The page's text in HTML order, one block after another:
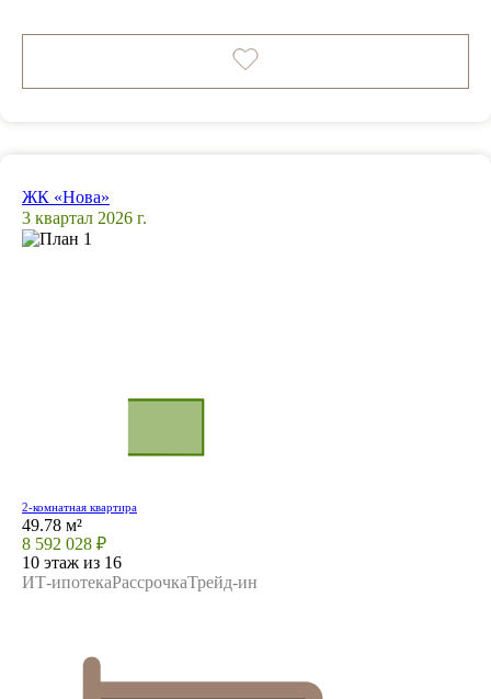
ЖК «Нова»
3 квартал 2026 г.
2-комнатная квартира
49.78 м²
8 592 028 ₽
10 этаж из 16
ИТ-ипотекаРассрочкаТрейд-ин